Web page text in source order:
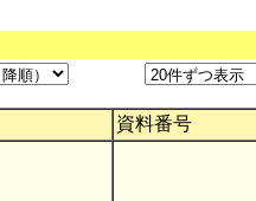
資料番号